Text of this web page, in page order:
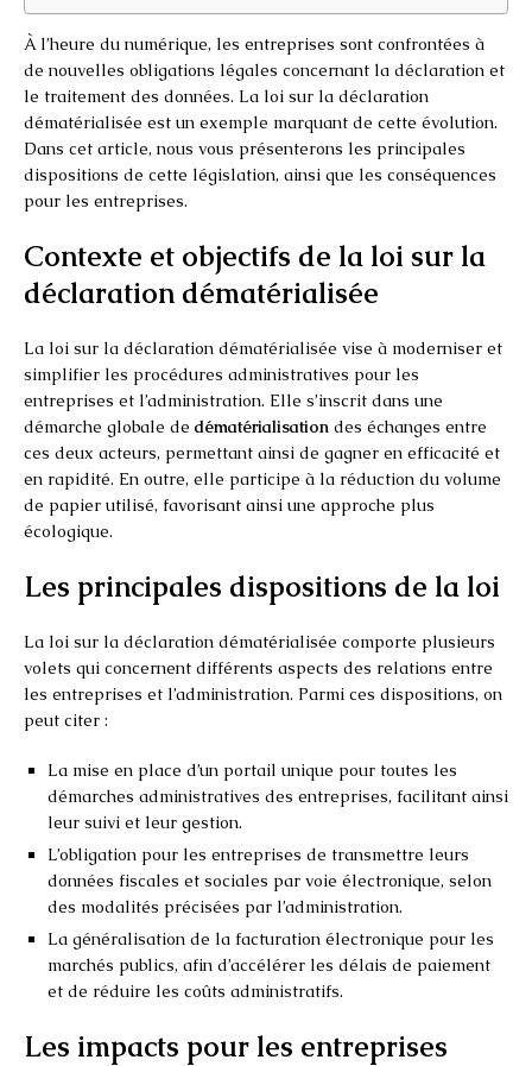
À l’heure du numérique, les entreprises sont confrontées à
de nouvelles obligations légales concernant la déclaration et
le traitement des données. La loi sur la déclaration
dématérialisée est un exemple marquant de cette évolution.
Dans cet article, nous vous présenterons les principales
dispositions de cette législation, ainsi que les conséquences
pour les entreprises.
Contexte et objectifs de la loi sur la
déclaration dématérialisée
La loi sur la déclaration dématérialisée vise à moderniser et
simplifier les procédures administratives pour les
entreprises et l’administration. Elle s’inscrit dans une
démarche globale de dématérialisation des échanges entre
ces deux acteurs, permettant ainsi de gagner en efficacité et
en rapidité. En outre, elle participe à la réduction du volume
de papier utilisé, favorisant ainsi une approche plus
écologique.
Les principales dispositions de la loi
La loi sur la déclaration dématérialisée comporte plusieurs
volets qui concernent différents aspects des relations entre
les entreprises et l’administration. Parmi ces dispositions, on
peut citer :
La mise en place d’un portail unique pour toutes les
démarches administratives des entreprises, facilitant ainsi
leur suivi et leur gestion.
L’obligation pour les entreprises de transmettre leurs
données fiscales et sociales par voie électronique, selon
des modalités précisées par l’administration.
La généralisation de la facturation électronique pour les
marchés publics, afin d’accélérer les délais de paiement
et de réduire les coûts administratifs.
Les impacts pour les entreprises